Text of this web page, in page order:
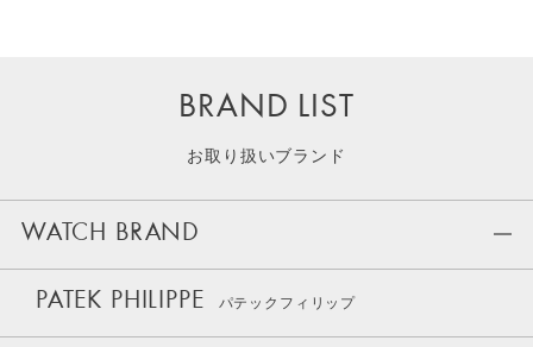
BRAND LIST
お取り扱いブランド
WATCH BRAND
PATEK PHILIPPE パテックフィリップ